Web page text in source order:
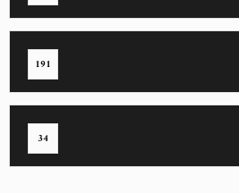
191
34